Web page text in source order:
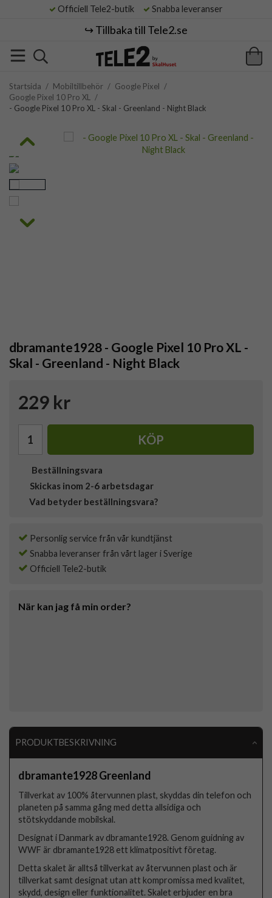
Officiell Tele2-butik Snabba leveranser
↪️ Tillbaka till Tele2.se
Startsida / Mobiltillbehör / Google Pixel /
Google Pixel 10 Pro XL
/
- Google Pixel 10 Pro XL - Skal - Greenland - Night Black
dbramante1928 - Google Pixel 10 Pro XL -
Skal - Greenland - Night Black
229 kr
KÖP
Beställningsvara
Skickas inom 2-6 arbetsdagar
Vad betyder beställningsvara?
Personlig service från vår kundtjänst
Snabba leveranser från vårt lager i Sverige
Officiell Tele2-butik
När kan jag få min order?
PRODUKTBESKRIVNING
dbramante1928 Greenland
Tillverkat av 100% återvunnen plast, skyddas din telefon och
planeten på samma gång med detta allsidiga och
stötskyddande mobilskal.
Designat i Danmark av dbramante1928. Genom guidning av
WWF är dbramante1928 ett klimatpositivt företag.
Detta skalet är alltså tillverkat av återvunnen plast och är
tillverkat samt designat utan att kompromissa med kvalitet,
skydd, design eller funktionalitet. Skalet erbjuder en bra